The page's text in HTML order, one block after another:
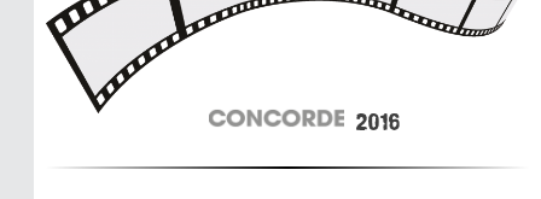
Eifelevents 2016